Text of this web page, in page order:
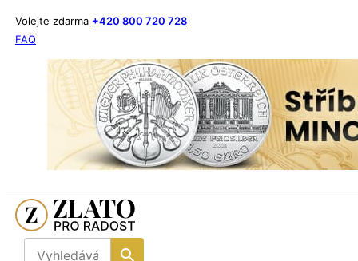
Volejte zdarma +420 800 720 728
FAQ